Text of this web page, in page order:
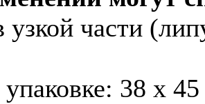
узкой части
38 х